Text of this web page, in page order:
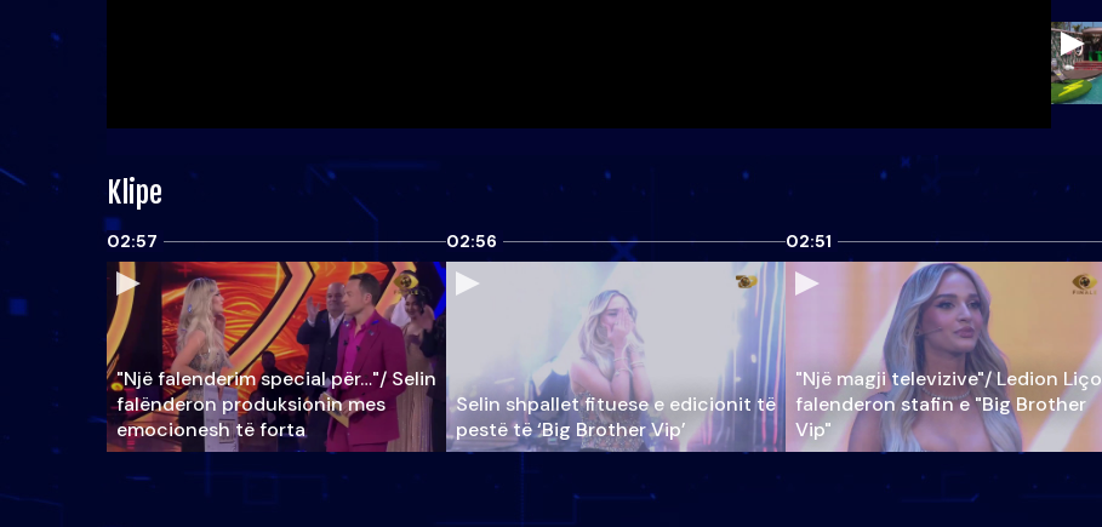
Klipe
02:57
"Një falenderim special për…"/ Selin
falënderon produksionin mes
emocionesh të forta
02:56
Selin shpallet fituese e edicionit të
pestë të ‘Big Brother Vip’
02:51
"Një magji televizive"/ Ledion Liço
falenderon stafin e "Big Brother
Vip"